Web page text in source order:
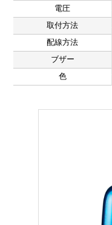
電圧
取付方法
配線方法
ブザー
色